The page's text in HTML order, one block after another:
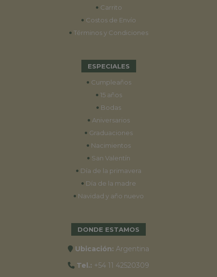
• Carrito
• Costos de Envío
• Términos y Condiciones
ESPECIALES
• Cumpleaños
• 15 años
• Bodas
• Aniversarios
• Graduaciones
• Nacimientos
• San Valentín
• Día de la primavera
• Día de la madre
• Navidad y año nuevo
DONDE ESTAMOS
Ubicación: Argentina
Tel.: +54 11 42520309